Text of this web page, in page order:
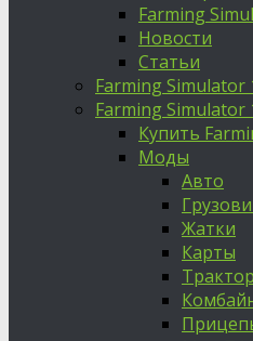
Farming
Новости
Статьи
Farming Simulator
Farming Simulator
Купить
Моды
Авто
Жатки
Карты